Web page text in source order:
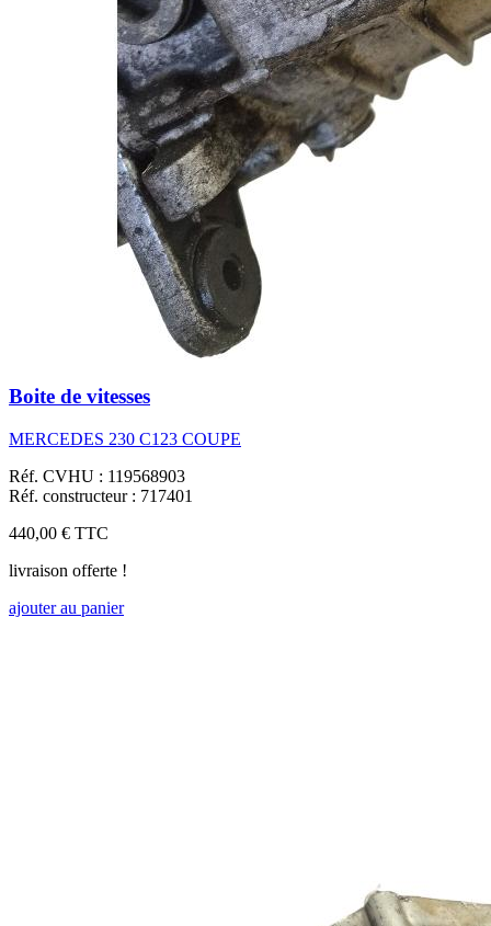
Boite de vitesses
MERCEDES 230 C123 COUPE
Réf. CVHU : 119568903
Réf. constructeur : 717401
440,00 € TTC
livraison offerte !
ajouter au panier